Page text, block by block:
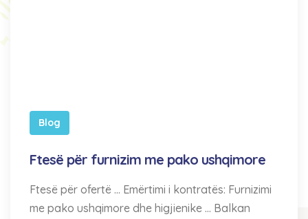
Blog
Ftesë për furnizim me pako ushqimore
Ftesë për ofertë … Emërtimi i kontratës: Furnizimi
me pako ushqimore dhe higjienike … Balkan